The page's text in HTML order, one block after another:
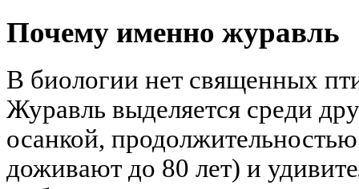
Почему именно журавль
В биологии нет священных
Журавль выделяется среди
осанкой,
доживают до 80 лет) и